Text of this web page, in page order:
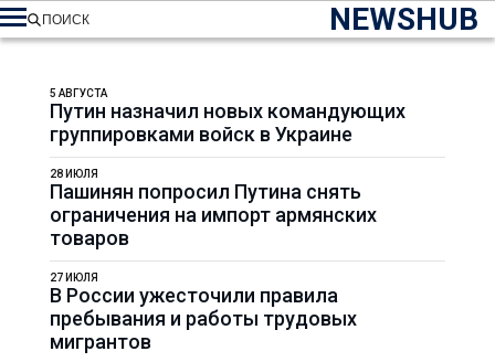
NEWSHUB
ПОИСК
Путин назначил новых командующих
группировками войск в Украине
5 АВГУСТА
Пашинян попросил Путина снять
ограничения на импорт армянских
товаров
28 ИЮЛЯ
В России ужесточили правила
пребывания и работы трудовых
мигрантов
27 ИЮЛЯ